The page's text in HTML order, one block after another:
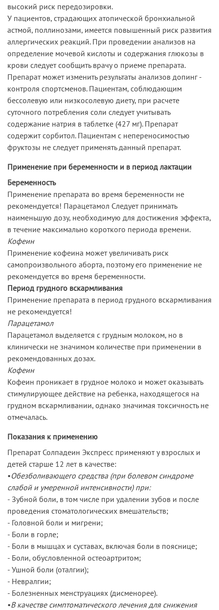
высокий риск передозировки.
У пациентов, страдающих атопической бронхиальной
астмой, поллинозами, имеется повышенный риск развития
аллергических реакций. При проведении анализов на
определение мочевой кислоты и содержания глюкозы в
крови следует сообщить врачу о приеме препарата.
Препарат может изменить результаты анализов допинг -
контроля спортсменов. Пациентам, соблюдающим
бессолевую или низкосолевую диету, при расчете
суточного потребления соли следует учитывать
содержание натрия в таблетке (427 мг). Препарат
содержит сорбитол. Пациентам с непереносимостью
фруктозы не следует применять данный препарат.
Применение при беременности и в период лактации
Беременность
Применение препарата во время беременности не
рекомендуется! Парацетамол Следует принимать
наименьшую дозу, необходимую для достижения эффекта,
в течение максимально короткого периода времени.
Кофеин
Применение кофеина может увеличивать риск
самопроизвольного аборта, поэтому его применение не
рекомендуется во время беременности.
Период грудного вскармливания
Применение препарата в период грудного вскармливания
не рекомендуется!
Парацетамол
Парацетамол выделяется с грудным молоком, но в
клинически не значимом количестве при применении в
рекомендованных дозах.
Кофеин
Кофеин проникает в грудное молоко и может оказывать
стимулирующее действие на ребенка, находящегося на
грудном вскармливании, однако значимая токсичность не
отмечалась.
Показания к применению
Препарат Солпадеин Экспресс применяют у взрослых и
детей старше 12 лет в качестве:
•Обезболивающего средства (при болевом синдроме
слабой и умеренной интенсивности) при:
- Зубной боли, в том числе при удалении зубов и после
проведения стоматологических вмешательств;
- Головной боли и мигрени;
- Боли в горле;
- Боли в мышцах и суставах, включая боли в пояснице;
- Боли, обусловленной остеоартритом;
- Ушной боли (оталгии);
- Невралгии;
- Болезненных менструациях (дисменорее).
•В качестве симптоматического лечения для снижения